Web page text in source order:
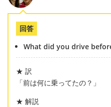
回答
What did you drive
★ 訳
「前は何に乗ってたの？」
★ 解説